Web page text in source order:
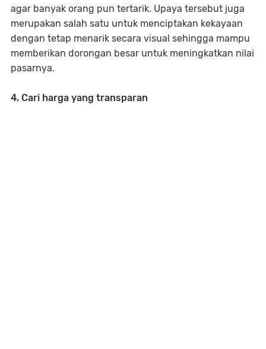
agar banyak orang pun tertarik. Upaya tersebut juga
merupakan salah satu untuk menciptakan kekayaan
dengan tetap menarik secara visual sehingga mampu
memberikan dorongan besar untuk meningkatkan nilai
pasarnya.
4. Cari harga yang transparan